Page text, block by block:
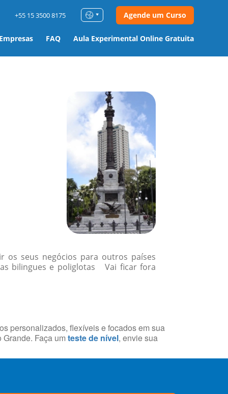
FAQ Aula Experimental Online Gratuita
+55 15 3500 8175 Agende um Curso
os seus negócios para outros países
bilingues e poliglotas Vai ficar fora
personalizados, flexíveis e focados em sua
Faça um teste de nível, envie sua